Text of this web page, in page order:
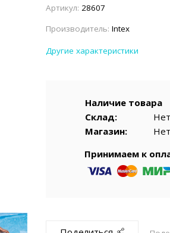
Артикул: 28607
Производитель: Intex
Другие характеристики
Наличие товара
Склад:
Нет
Магазин:
Нет
Принимаем к